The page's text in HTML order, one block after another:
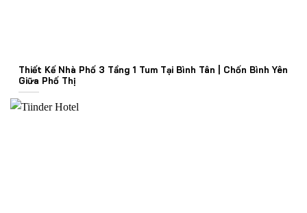
Thiết Kế Nhà Phố 3 Tầng 1 Tum Tại Bình Tân | Chốn Bình Yên
Giữa Phố Thị